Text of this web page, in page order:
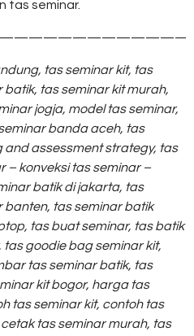
tas seminar.
tas seminar kit, tas
batik, tas seminar kit murah,
jogja, model tas seminar,
banda aceh, tas
and assessment strategy, tas
– konveksi tas seminar –
batik di jakarta, tas
banten, tas seminar batik
tas buat seminar, tas batik
tas goodie bag seminar kit,
tas seminar batik, tas
kit bogor, harga tas
tas seminar kit, contoh tas
cetak tas seminar murah, tas